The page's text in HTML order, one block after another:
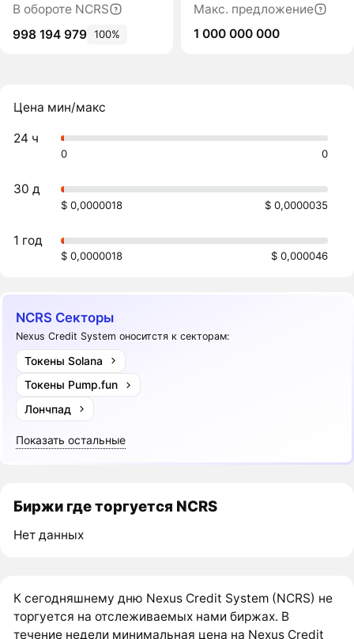
В обороте NCRS
998 194 979 100%
Макс. предложение
1 000 000 000
Цена мин/макс
24 ч
0 0
30 д
$ 0,0000018 $ 0,0000035
1 год
$ 0,0000018 $ 0,000046
NCRS Секторы
Nexus Credit System оноситстя к секторам:
Токены Solana
Токены Pump.fun
Лончпад
Показать остальные
Биржи где торгуется NCRS
Нет данных
К сегодняшнему дню Nexus Credit System (NCRS) не
торгуется на отслеживаемых нами биржах. В
течение недели минимальная цена на Nexus Credit